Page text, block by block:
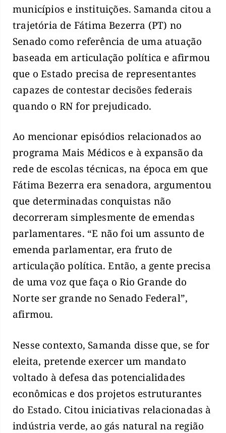
municípios e instituições. Samanda citou a
trajetória de Fátima Bezerra (PT) no
Senado como referência de uma atuação
baseada em articulação política e afirmou
que o Estado precisa de representantes
capazes de contestar decisões federais
quando o RN for prejudicado.
Ao mencionar episódios relacionados ao
programa Mais Médicos e à expansão da
rede de escolas técnicas, na época em que
Fátima Bezerra era senadora, argumentou
que determinadas conquistas não
decorreram simplesmente de emendas
parlamentares. “E não foi um assunto de
emenda parlamentar, era fruto de
articulação política. Então, a gente precisa
de uma voz que faça o Rio Grande do
Norte ser grande no Senado Federal”,
afirmou.
Nesse contexto, Samanda disse que, se for
eleita, pretende exercer um mandato
voltado à defesa das potencialidades
econômicas e dos projetos estruturantes
do Estado. Citou iniciativas relacionadas à
indústria verde, ao gás natural na região